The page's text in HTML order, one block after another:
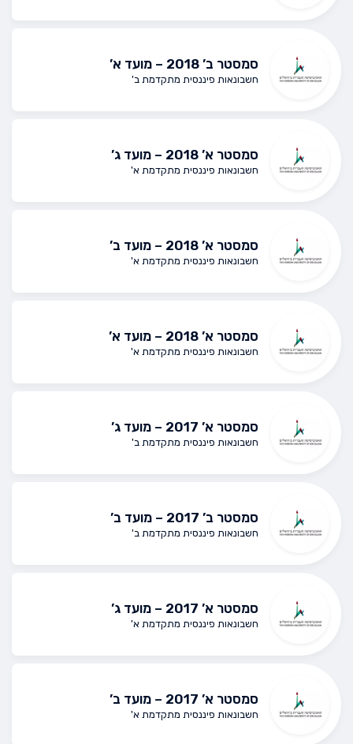
סמסטר ב’ 2018 – מועד א’
חשבונאות פיננסית מתקדמת ב'
סמסטר א’ 2018 – מועד ג’
חשבונאות פיננסית מתקדמת א'
סמסטר א’ 2018 – מועד ב’
חשבונאות פיננסית מתקדמת א'
סמסטר א’ 2018 – מועד א’
חשבונאות פיננסית מתקדמת א'
סמסטר א’ 2017 – מועד ג’
חשבונאות פיננסית מתקדמת ב'
סמסטר ב’ 2017 – מועד ב’
חשבונאות פיננסית מתקדמת ב'
סמסטר א’ 2017 – מועד ג’
חשבונאות פיננסית מתקדמת א'
סמסטר א’ 2017 – מועד ב’
חשבונאות פיננסית מתקדמת א'